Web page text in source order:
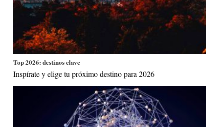
Top 2026: destinos clave
Inspírate y elige tu próximo destino para 2026